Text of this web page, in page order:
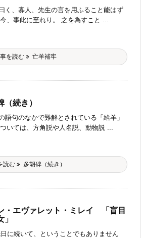
く、寡人、先生の言を用ふること能はず
、事此に至れり。 之を為すこと ...
を読む 亡羊補牢
（続き）
語句のなかで難解とされている「給羊」
いては、方角説や人名説、動物説 ...
読む 多胡碑（続き）
・エヴァレット・ミレイ 「盲目
」
に続いて、ということでもありません